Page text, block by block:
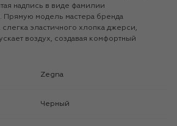
надпись в виде фамилии
модель мастера бренда
эластичного хлопка джерси,
воздух, создавая комфортный
Zegna
Черный